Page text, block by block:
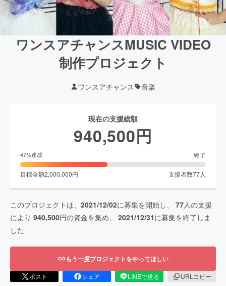
ワンスアチャンスMUSIC VIDEO
制作プロジェクト
ワンスアチャンス 音楽
現在の支援総額
940,500円
47%達成 終了
目標金額2,000,000円 支援者数77人
このプロジェクトは、 2021/12/02に募集を開始し、 77人の支援
により 940,500円の資金を集め、 2021/12/31に募集を終了しま
した
もう一度プロジェクトをやってほしい
ポスト シェア LINEで送る
URLコピー